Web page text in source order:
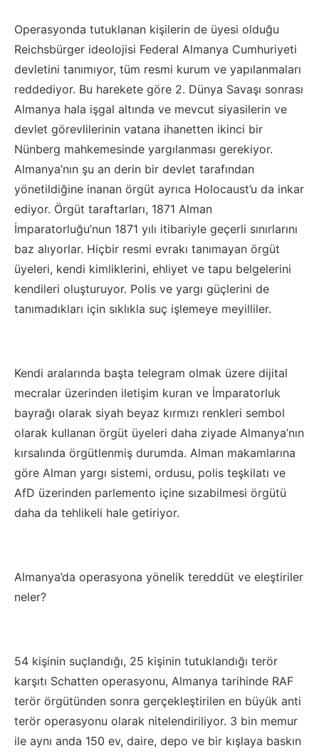
Operasyonda tutuklanan kişilerin de üyesi olduğu
Reichsbürger ideolojisi Federal Almanya Cumhuriyeti
devletini tanımıyor, tüm resmi kurum ve yapılanmaları
reddediyor. Bu harekete göre 2. Dünya Savaşı sonrası
Almanya hala işgal altında ve mevcut siyasilerin ve
devlet görevlilerinin vatana ihanetten ikinci bir
Nünberg mahkemesinde yargılanması gerekiyor.
Almanya’nın şu an derin bir devlet tarafından
yönetildiğine inanan örgüt ayrıca Holocaust’u da inkar
ediyor. Örgüt taraftarları, 1871 Alman
İmparatorluğu’nun 1871 yılı itibariyle geçerli sınırlarını
baz alıyorlar. Hiçbir resmi evrakı tanımayan örgüt
üyeleri, kendi kimliklerini, ehliyet ve tapu belgelerini
kendileri oluşturuyor. Polis ve yargı güçlerini de
tanımadıkları için sıklıkla suç işlemeye meyilliler.
Kendi aralarında başta telegram olmak üzere dijital
mecralar üzerinden iletişim kuran ve İmparatorluk
bayrağı olarak siyah beyaz kırmızı renkleri sembol
olarak kullanan örgüt üyeleri daha ziyade Almanya’nın
kırsalında örgütlenmiş durumda. Alman makamlarına
göre Alman yargı sistemi, ordusu, polis teşkilatı ve
AfD üzerinden parlemento içine sızabilmesi örgütü
daha da tehlikeli hale getiriyor.
Almanya’da operasyona yönelik tereddüt ve eleştiriler
neler?
54 kişinin suçlandığı, 25 kişinin tutuklandığı terör
karşıtı Schatten operasyonu, Almanya tarihinde RAF
terör örgütünden sonra gerçekleştirilen en büyük anti
terör operasyonu olarak nitelendiriliyor. 3 bin memur
ile aynı anda 150 ev, daire, depo ve bir kışlaya baskın